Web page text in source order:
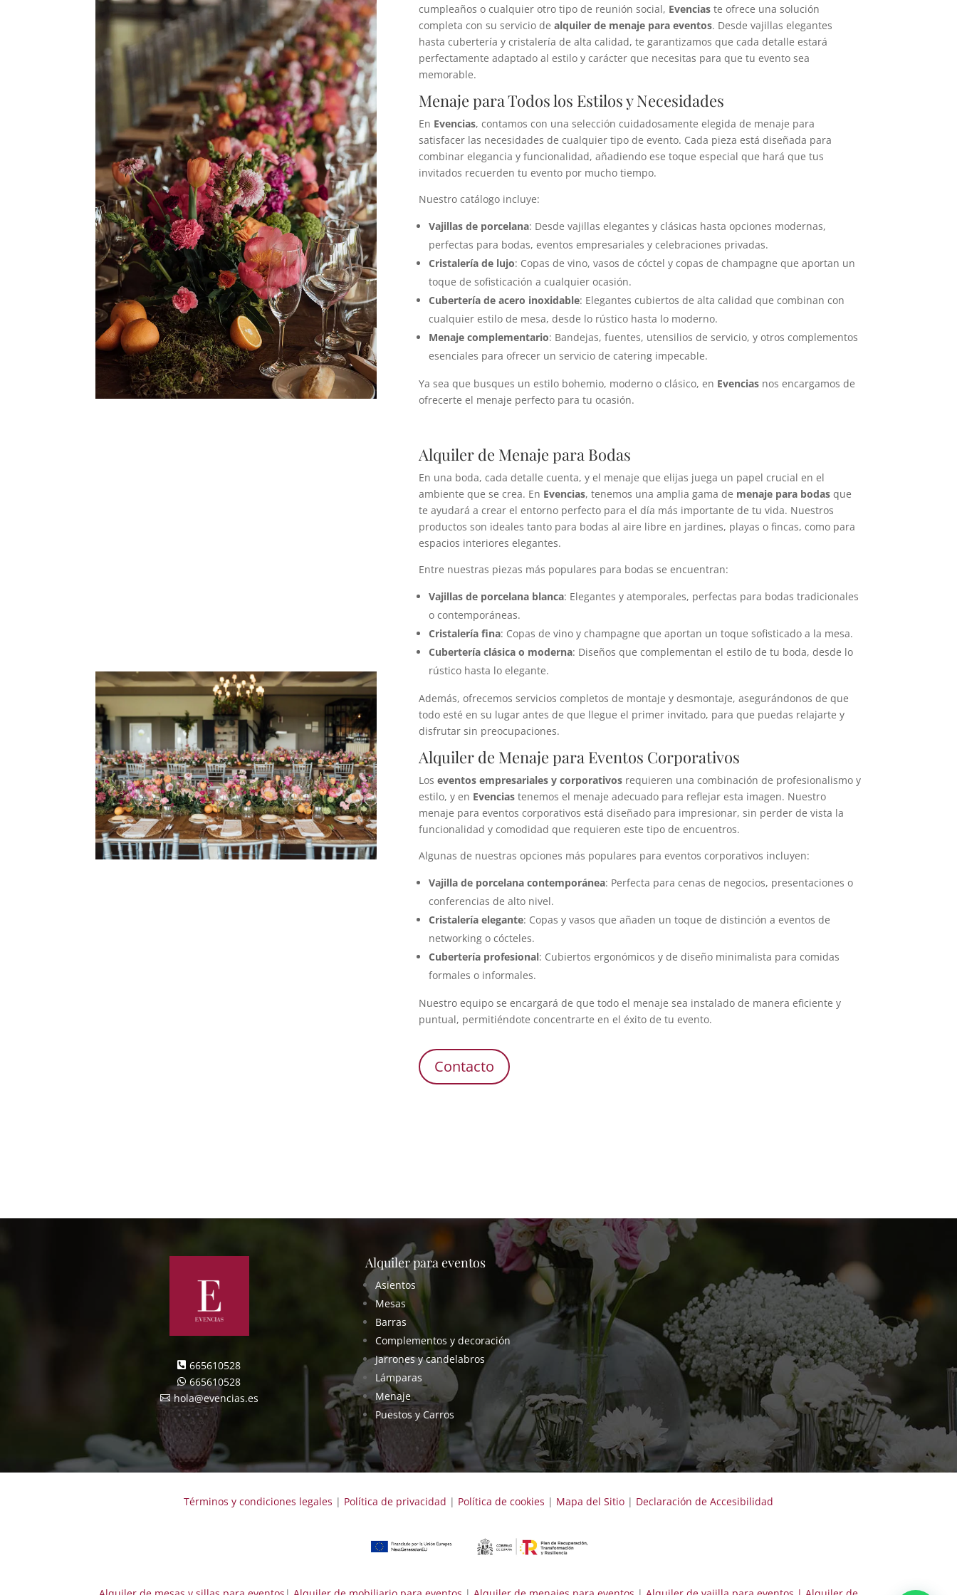
cumpleaños o cualquier otro tipo de reunión social, Evencias te ofrece una solución
completa con su servicio dealquiler de menaje para eventos. Desde vajillas elegantes
hasta cubertería y cristalería de alta calidad, te garantizamos que cada detalle estará
perfectamente adaptado al estilo y carácter que necesitas para que tu evento sea
memorable.
Menaje para Todos los Estilos y Necesidades
En Evencias, contamos con una selección cuidadosamente elegida de menaje para
satisfacer las necesidades de cualquier tipo de evento. Cada pieza está diseñada para
combinar elegancia y funcionalidad, añadiendo ese toque especial que hará que tus
invitados recuerden tu evento por mucho tiempo.
Nuestro catálogo incluye:
Vajillas de porcelana: Desde vajillas elegantes y clásicas hasta opciones modernas,
perfectas para bodas, eventos empresariales y celebraciones privadas.
Cristalería de lujo: Copas de vino, vasos de cóctel y copas de champagne que aportan un
toque de sofisticación a cualquier ocasión.
Cubertería de acero inoxidable: Elegantes cubiertos de alta calidad que combinan con
cualquier estilo de mesa, desde lo rústico hasta lo moderno.
Menaje complementario: Bandejas, fuentes, utensilios de servicio, y otros complementos
esenciales para ofrecer un servicio de catering impecable.
Ya sea que busques un estilo bohemio, moderno o clásico, en Evencias nos encargamos de
ofrecerte el menaje perfecto para tu ocasión.
Alquiler de Menaje para Bodas
En una boda, cada detalle cuenta, y el menaje que elijas juega un papel crucial en el
ambiente que se crea. En Evencias, tenemos una amplia gama de menaje para bodas que
te ayudará a crear el entorno perfecto para el día más importante de tu vida. Nuestros
productos son ideales tanto para bodas al aire libre en jardines, playas o fincas, como para
espacios interiores elegantes.
Entre nuestras piezas más populares para bodas se encuentran:
Vajillas de porcelana blanca: Elegantes y atemporales, perfectas para bodas tradicionales
o contemporáneas.
Cristalería fina: Copas de vino y champagne que aportan un toque sofisticado a la mesa.
Cubertería clásica o moderna: Diseños que complementan el estilo de tu boda, desde lo
rústico hasta lo elegante.
Además, ofrecemos servicios completos de montaje y desmontaje, asegurándonos de que
todo esté en su lugar antes de que llegue el primer invitado, para que puedas relajarte y
disfrutar sin preocupaciones.
Alquiler de Menaje para Eventos Corporativos
Loseventos empresariales y corporativos requieren una combinación de profesionalismo y
estilo, y en Evencias tenemos el menaje adecuado para reflejar esta imagen. Nuestro
menaje para eventos corporativos está diseñado para impresionar, sin perder de vista la
funcionalidad y comodidad que requieren este tipo de encuentros.
Algunas de nuestras opciones más populares para eventos corporativos incluyen:
Vajilla de porcelana contemporánea: Perfecta para cenas de negocios, presentaciones o
conferencias de alto nivel.
Cristalería elegante: Copas y vasos que añaden un toque de distinción a eventos de
networking o cócteles.
Cubertería profesional: Cubiertos ergonómicos y de diseño minimalista para comidas
formales o informales.
Nuestro equipo se encargará de que todo el menaje sea instalado de manera eficiente y
puntual, permitiéndote concentrarte en el éxito de tu evento.
Contacto
 665610528
 665610528
 hola@evencias.es
Alquiler para eventos
Asientos
Mesas
Barras
Complementos y decoración
Jarrones y candelabros
Lámparas
Menaje
Puestos y Carros
Términos y condiciones legales | Política de privacidad | Política de cookies | Mapa del Sitio | Declaración de Accesibilidad